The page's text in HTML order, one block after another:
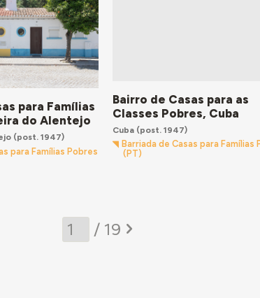
para Famílias
do Alentejo
(post. 1947)
para Famílias Pobres
Bairro de Casas para as
Classes Pobres, Cuba
Cuba (post. 1947)
Barriada de Casas para Famílias
(PT)
/ 19